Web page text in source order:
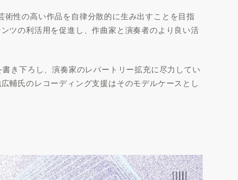
性の高い作品を自律分散的に生み出すことを目指
ツの利活用を促進し、作曲家と演奏者のより良い活
き下ろし、演奏家のレパートリー拡充に尽力してい
輔氏のレコーディング支援はそのモデルケースとし